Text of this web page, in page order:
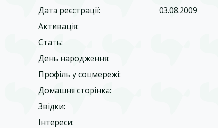
Дата реєстрації:
03.08.2009
Активація:
Стать:
День народження:
Профіль у соцмережі:
Домашня сторінка:
Звідки:
Інтереси: